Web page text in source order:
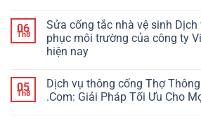
06
Th8
Sửa cống tắc nhà vệ sinh Dịch
phục môi trường của công ty
hiện nay
05
Th8
Dịch vụ thông cống Thợ
.Com: Giải Pháp Tối Ưu Cho